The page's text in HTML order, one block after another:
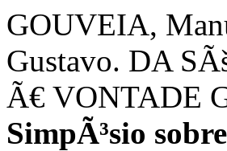
GOUVEIA,
Gustavo. DA
Ã€ VONTADE
SimpÃ³sio